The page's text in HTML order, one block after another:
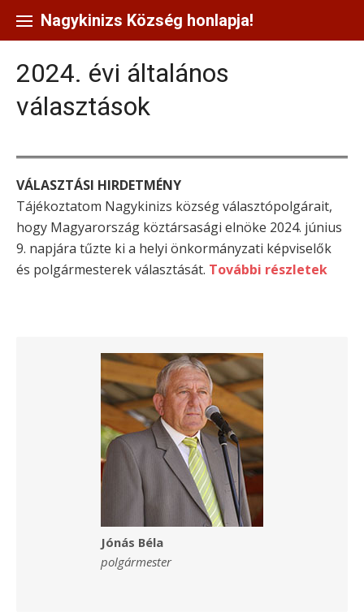
content
Nagykinizs Község honlapja!
2024. évi általános
választások
VÁLASZTÁSI HIRDETMÉNY
Tájékoztatom Nagykinizs község választópolgárait,
hogy Magyarország köztársasági elnöke 2024. június
9. napjára tűzte ki a helyi önkormányzati képviselők
és polgármesterek választását. További részletek
Jónás Béla
polgármester